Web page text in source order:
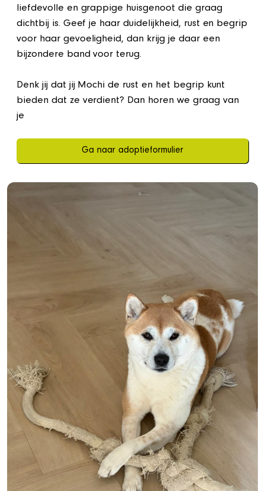
liefdevolle en grappige huisgenoot die graag
dichtbij is. Geef je haar duidelijkheid, rust en begrip
voor haar gevoeligheid, dan krijg je daar een
bijzondere band voor terug.
Denk jij dat jij Mochi de rust en het begrip kunt
bieden dat ze verdient? Dan horen we graag van
je
Ga naar adoptieformulier